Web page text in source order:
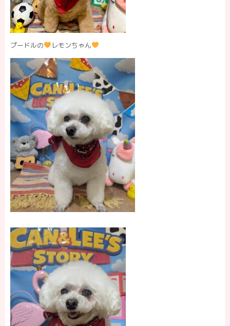
プードルの レモンちゃん